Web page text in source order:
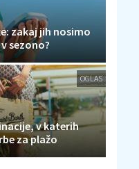
zakaj jih nosimo
sezono?
OGLAS
v katerih
za plažo